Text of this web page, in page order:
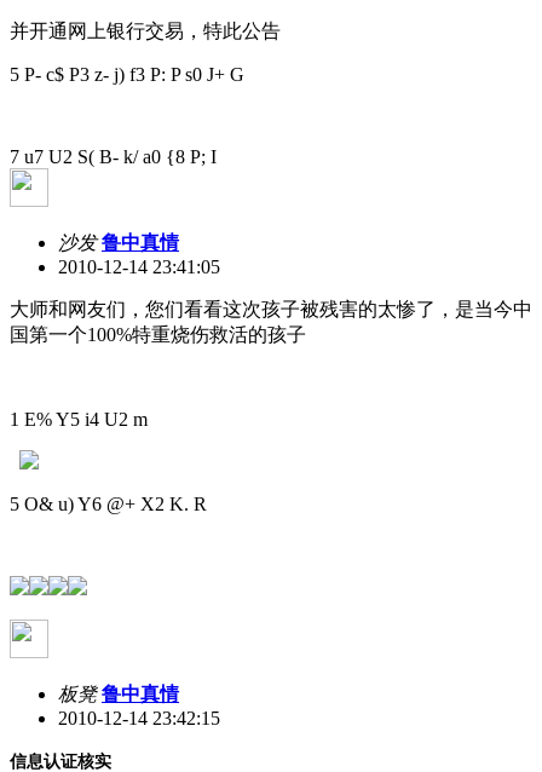
并开通网上银行交易，特此公告
5 P- c$ P3 z- j) f3 P: P s0 J+ G
7 u7 U2 S( B- k/ a0 {8 P; I
沙发 鲁中真情
2010-12-14 23:41:05
大师和网友们，您们看看这次孩子被残害的太惨了，是当今中
国第一个100%特重烧伤救活的孩子
1 E% Y5 i4 U2 m
5 O& u) Y6 @+ X2 K. R
板凳 鲁中真情
2010-12-14 23:42:15
信息认证核实